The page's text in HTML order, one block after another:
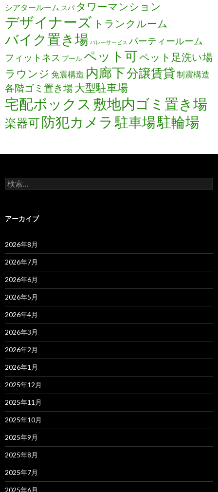
シアタールーム スパ タワーマンション
デザイナーズ トランクルーム
バイク置き場 バレーサービス パーティールーム
フィットネス プールペット可ペット足洗い場
ラウンジ 免震構造 内廊下分譲賃貸制震構造
各階ゴミ置き場大型駐車場
宅配ボックス 敷地内ゴミ置き場
楽器可防犯カメラ 駐車場駐輪場
検
索:
アーカイブ
2026年8月
2026年7月
2026年6月
2026年5月
2026年4月
2026年3月
2026年2月
2026年1月
2025年12月
2025年11月
2025年10月
2025年9月
2025年8月
2025年7月
2025年6月